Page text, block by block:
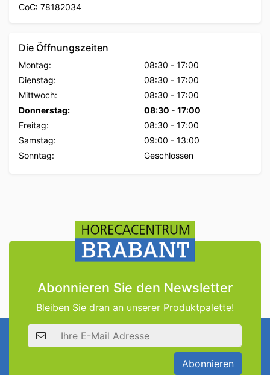
CoC: 78182034
Die Öffnungszeiten
Montag: 08:30 - 17:00
Dienstag:
08:30 - 17:00
Mittwoch:
08:30 - 17:00
Donnerstag:
08:30 - 17:00
Freitag:
08:30 - 17:00
Samstag:
09:00 - 13:00
Sonntag:
Geschlossen
Abonnieren Sie den Newsletter
Bleiben Sie dran an unserer Produktpalette!
E-Mail Adresse
Abonnieren